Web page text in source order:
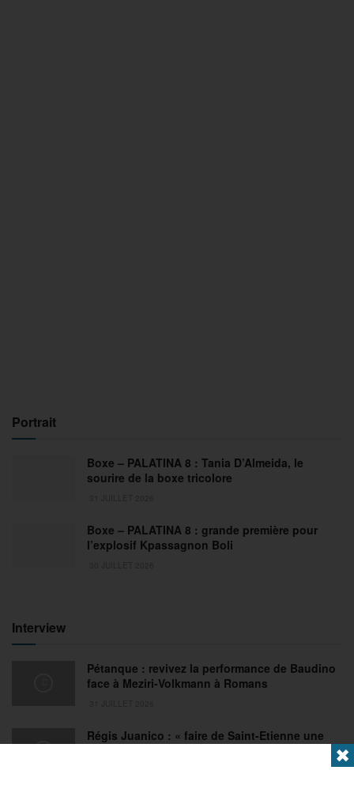
Portrait
Boxe – PALATINA 8 : Tania D’Almeida, le
sourire de la boxe tricolore
Boxe – PALATINA 8 : grande première pour
l’explosif Kpassagnon Boli
Interview
Pétanque : revivez la performance de Baudino
face à Meziri-Volkmann à Romans
Régis Juanico : « faire de Saint-Etienne une
✖